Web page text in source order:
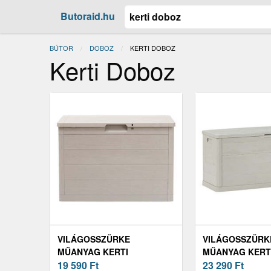
Butoraid.hu
BÚTOR DOBOZ JELENLEGI:
KERTI DOBOZ
Kerti Doboz
VILÁGOSSZÜRKE
MŰANYAG KERTI
TÁROLÓDOBOZ WOODYS –
19 590 Ft
MŰANYAG
TÁROLÓDOBOZ
23 290 Ft